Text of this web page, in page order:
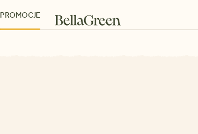
PROMOCJE